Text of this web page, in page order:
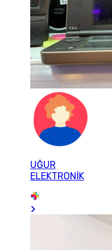
UĞUR
ELEKTRONİK